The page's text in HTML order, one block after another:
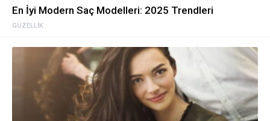
GÜZELLIK
En İyi Modern Saç Modelleri: 2025 Trendleri